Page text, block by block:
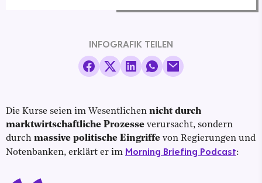
INFOGRAFIK TEILEN
Die Kurse seien im Wesentlichen nicht durch
marktwirtschaftliche Prozesse verursacht, sondern
durch massive politische Eingriffe von Regierungen und
Notenbanken, erklärt er im Morning Briefing Podcast: